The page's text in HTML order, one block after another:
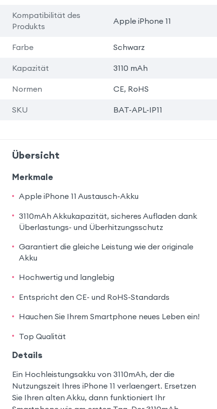
Kompatibilität des
Produkts
Apple iPhone 11
Farbe Schwarz
Kapazität 3110 mAh
Normen CE, RoHS
SKU BAT-APL-IP11
Übersicht
Merkmale
Apple iPhone 11 Austausch-Akku
3110mAh Akkukapazität, sicheres Aufladen dank
Überlastungs- und Überhitzungsschutz
Garantiert die gleiche Leistung wie der originale
Akku
Hochwertig und langlebig
Entspricht den CE- und RoHS-Standards
Hauchen Sie Ihrem Smartphone neues Leben ein!
Top Qualität
Details
Ein Hochleistungsakku von 3110mAh, der die
Nutzungszeit Ihres iPhone 11 verlaengert. Ersetzen
Sie Ihren alten Akku, dann funktioniert Ihr